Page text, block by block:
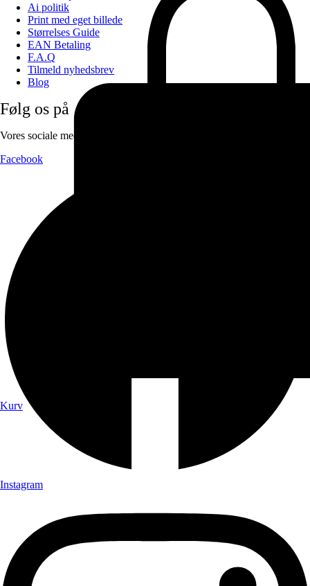
Kurv
Ai politik
Print med eget billede
Størrelses Guide
EAN Betaling
F.A.Q
Tilmeld nyhedsbrev
Blog
Følg os på
Vores sociale medier:
Facebook
Instagram